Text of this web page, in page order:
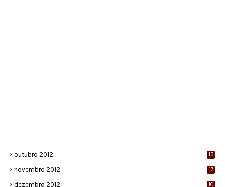
outubro 2012 13
novembro 2012 17
dezembro 2012 10